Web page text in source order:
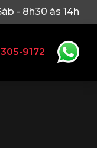
- 8h30 às 14h
9172